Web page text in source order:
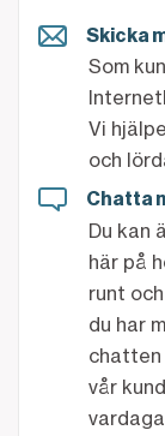
Skicka
Som
Vi
och
Chatta
Du kan
här på
runt
du har
chatten
vår